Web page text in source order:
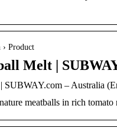
› Product
Melt |
SUBWAY.com – Australia
meatballs in rich tomato